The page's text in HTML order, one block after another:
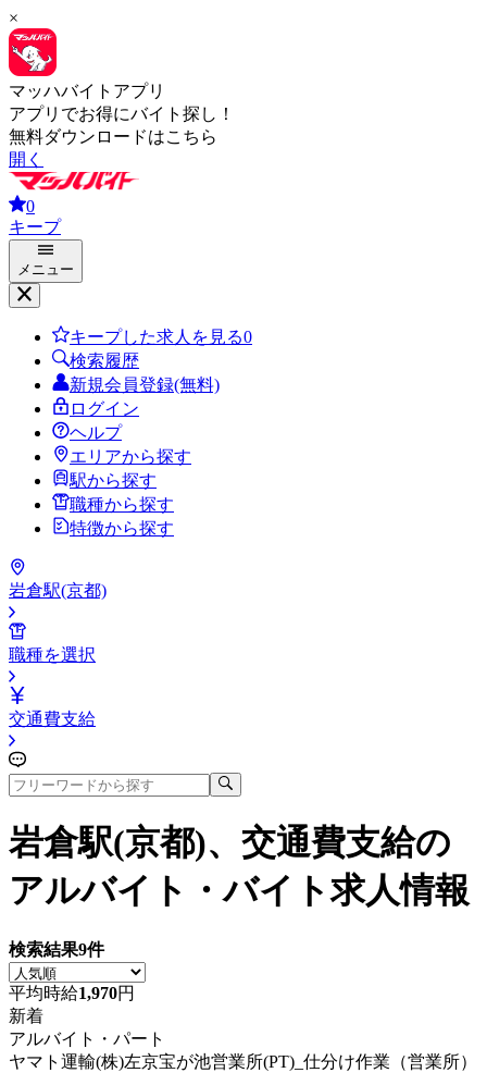
×
マッハバイトアプリ
アプリでお得にバイト探し！
無料ダウンロードはこちら
開く
0
キープ
メニュー
キープした求人を見る0
検索履歴
新規会員登録(無料)
ログイン
ヘルプ
エリアから探す
駅から探す
職種から探す
特徴から探す
岩倉駅(京都)
職種を選択
交通費支給
岩倉駅(京都)、交通費支給の
アルバイト・バイト求人情報
検索結果9件
平均時給1,970円
新着
アルバイト・パート
ヤマト運輸(株)左京宝が池営業所(PT)_仕分け作業（営業所）